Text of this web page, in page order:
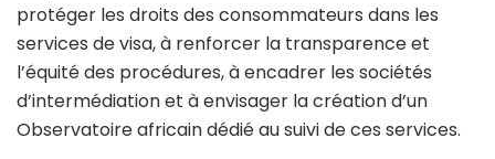
protéger les droits des consommateurs dans les
services de visa, à renforcer la transparence et
l’équité des procédures, à encadrer les sociétés
d’intermédiation et à envisager la création d’un
Observatoire africain dédié au suivi de ces services.